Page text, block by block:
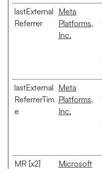
lastExternal
Referrer
Meta
Platforms,
Inc.
lastExternal
ReferrerTim
e
Meta
Platforms,
Inc.
MR [x2] Microsoft